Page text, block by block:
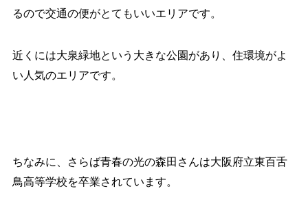
るので交通の便がとてもいいエリアです。
近くには大泉緑地という大きな公園があり、住環境がよ
い人気のエリアです。
ちなみに、さらば青春の光の森田さんは大阪府立東百舌
鳥高等学校を卒業されています。